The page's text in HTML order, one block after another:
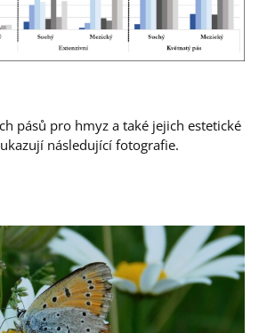
pásů pro hmyz a také jejich estetické
následující fotografie.